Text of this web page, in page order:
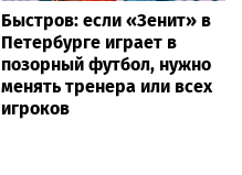
Быстров: если «Зенит» в
Петербурге играет в
позорный футбол, нужно
менять тренера или всех
игроков